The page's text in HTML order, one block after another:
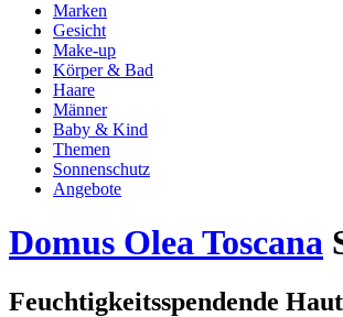
Marken
Gesicht
Make-up
Körper & Bad
Haare
Männer
Baby & Kind
Themen
Sonnenschutz
Angebote
Domus Olea Toscana
Feuchtigkeitsspendende